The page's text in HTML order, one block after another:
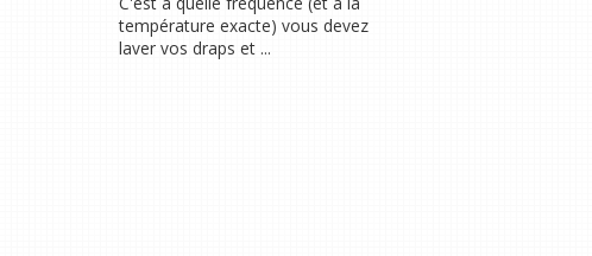
température exacte) vous devez
laver vos draps et ...